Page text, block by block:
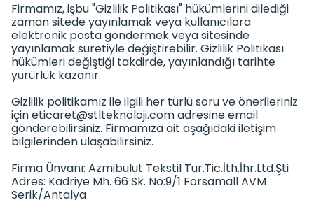
Firmamız, işbu "Gizlilik Politikası" hükümlerini dilediği
zaman sitede yayınlamak veya kullanıcılara
elektronik posta göndermek veya sitesinde
yayınlamak suretiyle değiştirebilir. Gizlilik Politikası
hükümleri değiştiği takdirde, yayınlandığı tarihte
yürürlük kazanır.
Gizlilik politikamız ile ilgili her türlü soru ve önerileriniz
içineticaret@stlteknoloji.comadresine email
gönderebilirsiniz. Firmamıza ait aşağıdaki iletişim
bilgilerinden ulaşabilirsiniz.
Firma Ünvanı: Azmibulut Tekstil Tur.Tic.İth.İhr.Ltd.Şti
Adres: Kadriye Mh. 66 Sk. No:9/1 Forsamall AVM
Serik/Antalya